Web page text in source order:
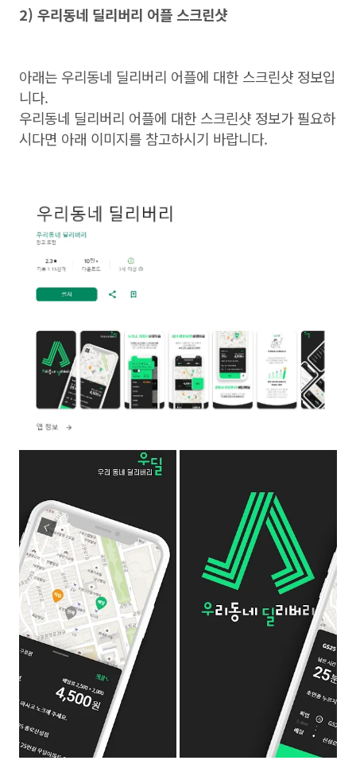
2) 우리동네 딜리버리 어플 스크린샷
아래는 우리동네 딜리버리 어플에 대한 스크린샷 정보입
니다.
우리동네 딜리버리 어플에 대한 스크린샷 정보가 필요하
시다면 아래 이미지를 참고하시기 바랍니다.